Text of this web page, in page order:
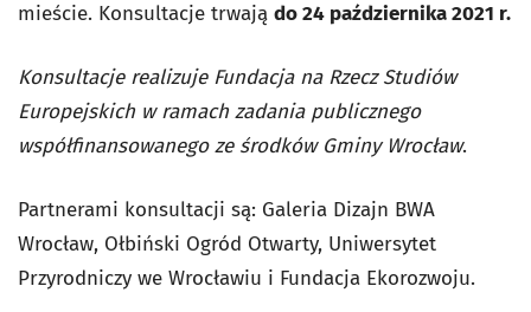
mieście. Konsultacje trwają do24 października 2021 r.
Konsultacje realizuje Fundacja na Rzecz Studiów
Europejskich w ramach zadania publicznego
współfinansowanego ze środków Gminy Wrocław.
Partnerami konsultacji są: Galeria Dizajn BWA
Wrocław, Ołbiński Ogród Otwarty, Uniwersytet
Przyrodniczy we Wrocławiu i Fundacja Ekorozwoju.